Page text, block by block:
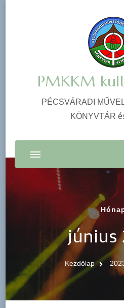
PMKKM
PÉCSVÁRADI
KÖNYVTÁR
június
Kezdőlap